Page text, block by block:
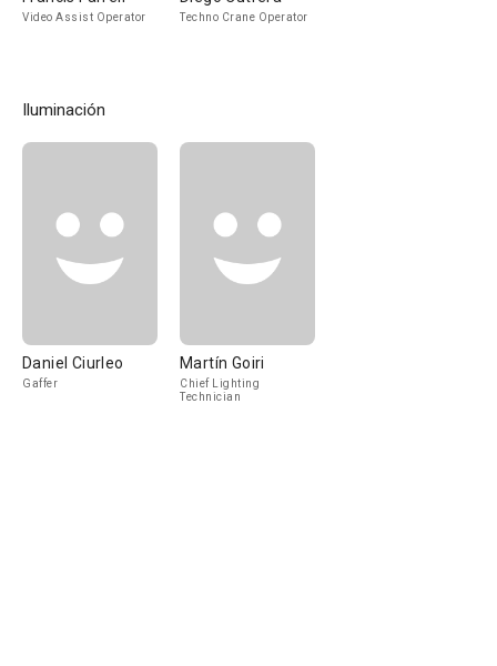
Video Assist Operator Techno Crane Operator
Iluminación
Daniel Ciurleo
Gaffer
Martín Goiri
Chief Lighting
Technician